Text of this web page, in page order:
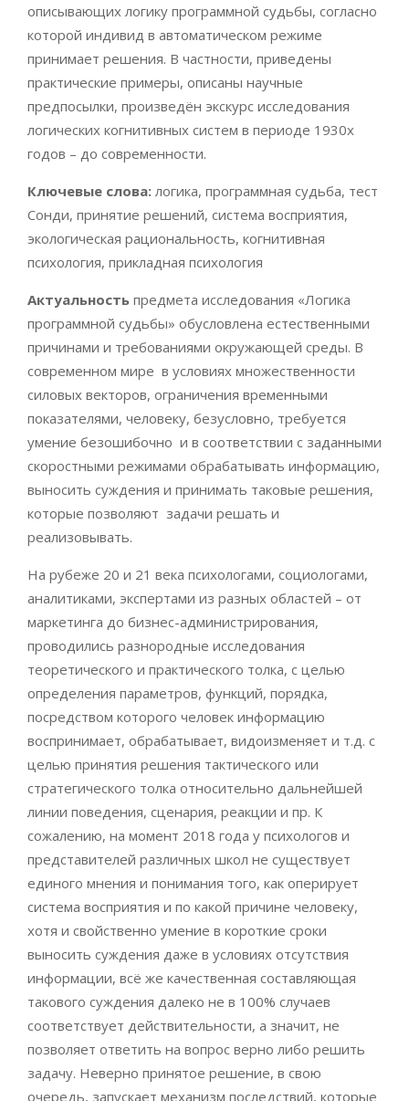
описывающих логику программной судьбы, согласно
которой индивид в автоматическом режиме
принимает решения. В частности, приведены
практические примеры, описаны научные
предпосылки, произведён экскурс исследования
логических когнитивных систем в периоде 1930х
годов – до современности.
Ключевые слова: логика, программная судьба, тест
Сонди, принятие решений, система восприятия,
экологическая рациональность, когнитивная
психология, прикладная психология
Актуальность предмета исследования «Логика
программной судьбы» обусловлена естественными
причинами и требованиями окружающей среды. В
современном мире в условиях множественности
силовых векторов, ограничения временными
показателями, человеку, безусловно, требуется
умение безошибочно и в соответствии с заданными
скоростными режимами обрабатывать информацию,
выносить суждения и принимать таковые решения,
которые позволяют задачи решать и
реализовывать.
На рубеже 20 и 21 века психологами, социологами,
аналитиками, экспертами из разных областей – от
маркетинга до бизнес-администрирования,
проводились разнородные исследования
теоретического и практического толка, с целью
определения параметров, функций, порядка,
посредством которого человек информацию
воспринимает, обрабатывает, видоизменяет и т.д. с
целью принятия решения тактического или
стратегического толка относительно дальнейшей
линии поведения, сценария, реакции и пр. К
сожалению, на момент 2018 года у психологов и
представителей различных школ не существует
единого мнения и понимания того, как оперирует
система восприятия и по какой причине человеку,
хотя и свойственно умение в короткие сроки
выносить суждения даже в условиях отсутствия
информации, всё же качественная составляющая
такового суждения далеко не в 100% случаев
соответствует действительности, а значит, не
позволяет ответить на вопрос верно либо решить
задачу. Неверно принятое решение, в свою
очередь, запускает механизм последствий, которые